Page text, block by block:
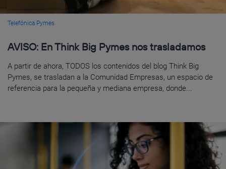
Telefónica Pymes
AVISO: En Think Big Pymes nos trasladamos
A partir de ahora, TODOS los contenidos del blog Think Big
Pymes, se trasladan a la Comunidad Empresas, un espacio de
referencia para la pequeña y mediana empresa, donde...